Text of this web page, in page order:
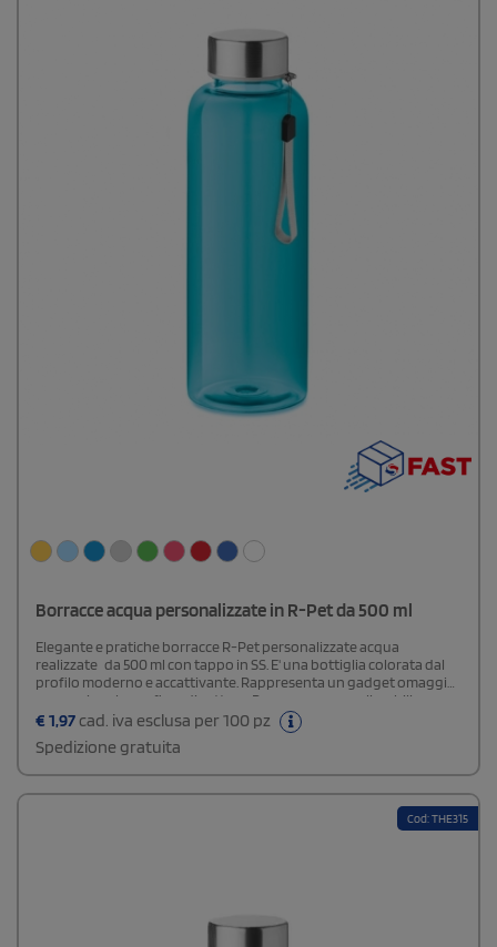
Borracce acqua personalizzate in R-Pet da 500 ml
Elegante e pratiche borracce R-Pet personalizzate acqua
realizzate da 500 ml con tappo in SS. E' una bottiglia colorata dal
profilo moderno e accattivante. Rappresenta un gadget omaggio
promozionale per fiere di settore. Borracce personalizzabili o
neutri.
€ 1,97 cad. iva esclusa per 100 pz
Spedizione gratuita
Cod: THE315